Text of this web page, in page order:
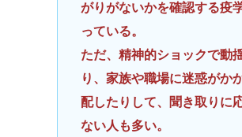
がりがないかを確認する疫
っている。
ただ、精神的ショックで動
り、家族や職場に迷惑がか
配したりして、聞き取りに
ない人も多い。